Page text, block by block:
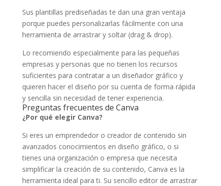
Sus plantillas prediseñadas te dan una gran ventaja
porque puedes personalizarlas fácilmente con una
herramienta de arrastrar y soltar (drag & drop).
Lo recomiendo especialmente para las pequeñas
empresas y personas que no tienen los recursos
suficientes para contratar a un diseñador gráfico y
quieren hacer el diseño por su cuenta de forma rápida
y sencilla sin necesidad de tener experiencia.
Preguntas frecuentes de Canva
¿Por qué elegir Canva?
Si eres un emprendedor o creador de contenido sin
avanzados conocimientos en diseño gráfico, o si
tienes una organización o empresa que necesita
simplificar la creación de su contenido, Canva es la
herramienta ideal para ti. Su sencillo editor de arrastrar